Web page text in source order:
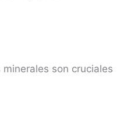
son cruciales